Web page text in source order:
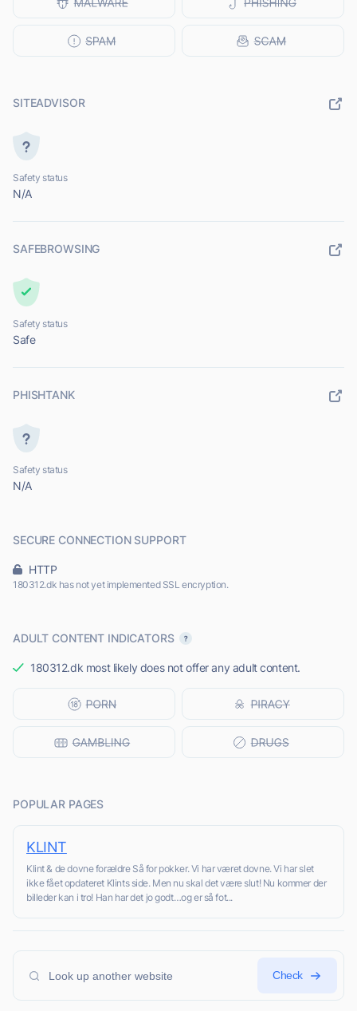
SITEADVISOR
Safety status
N/A
SAFEBROWSING
Safety status
Safe
PHISHTANK
Safety status
N/A
SECURE CONNECTION SUPPORT
HTTP
180312.dk has not yet implemented SSL encryption.
ADULT CONTENT INDICATORS
180312.dk most likely does not offer any adult content.
POPULAR PAGES
KLINT
Klint & de dovne forældre Så for pokker. Vi har været dovne. Vi har slet
ikke fået opdateret Klints side. Men nu skal det være slut! Nu kommer der
billeder kan i tro! Han har det jo godt…og er så fot...
Check